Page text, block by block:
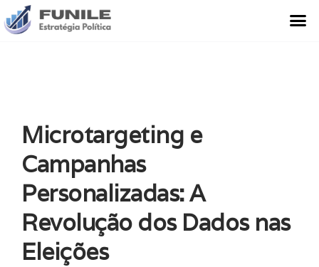
Microtargeting e
Campanhas
Personalizadas: A
Revolução dos Dados nas
Eleições